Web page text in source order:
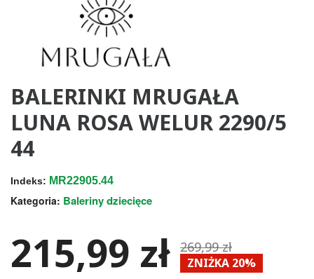
BALERINKI MRUGAŁA
LUNA ROSA WELUR 2290/5
44
Indeks: MR22905.44
Kategoria: Baleriny dziecięce
215,99 zł 269,99 zł
ZNIŻKA 20%